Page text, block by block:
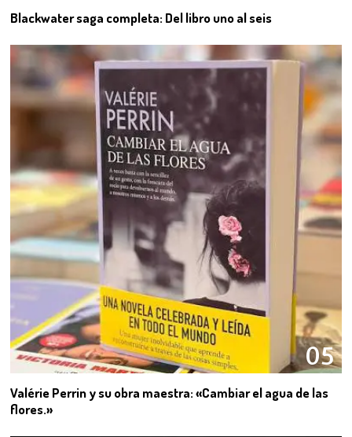
Blackwater saga completa: Del libro uno al seis
05
Valérie Perrin y su obra maestra: «Cambiar el agua de las
flores.»